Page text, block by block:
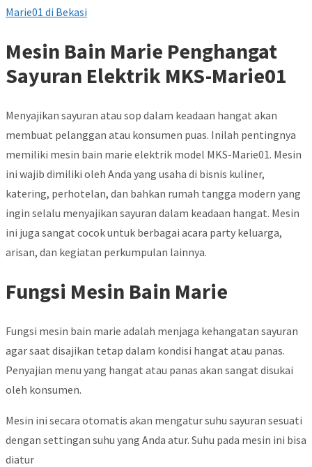
Mesin Bain Marie Penghangat
Sayuran Elektrik MKS-Marie01
Menyajikan sayuran atau sop dalam keadaan hangat akan
membuat pelanggan atau konsumen puas. Inilah pentingnya
memiliki mesin bain marie elektrik model MKS-Marie01. Mesin
ini wajib dimiliki oleh Anda yang usaha di bisnis kuliner,
katering, perhotelan, dan bahkan rumah tangga modern yang
ingin selalu menyajikan sayuran dalam keadaan hangat. Mesin
ini juga sangat cocok untuk berbagai acara party keluarga,
arisan, dan kegiatan perkumpulan lainnya.
Fungsi Mesin Bain Marie
Fungsi mesin bain marie adalah menjaga kehangatan sayuran
agar saat disajikan tetap dalam kondisi hangat atau panas.
Penyajian menu yang hangat atau panas akan sangat disukai
oleh konsumen.
Mesin ini secara otomatis akan mengatur suhu sayuran sesuati
dengan settingan suhu yang Anda atur. Suhu pada mesin ini bisa
diatur